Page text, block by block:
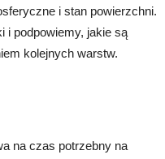
i stan powierzchni.
i podpowiemy, jakie są
kolejnych warstw.
na czas potrzebny na